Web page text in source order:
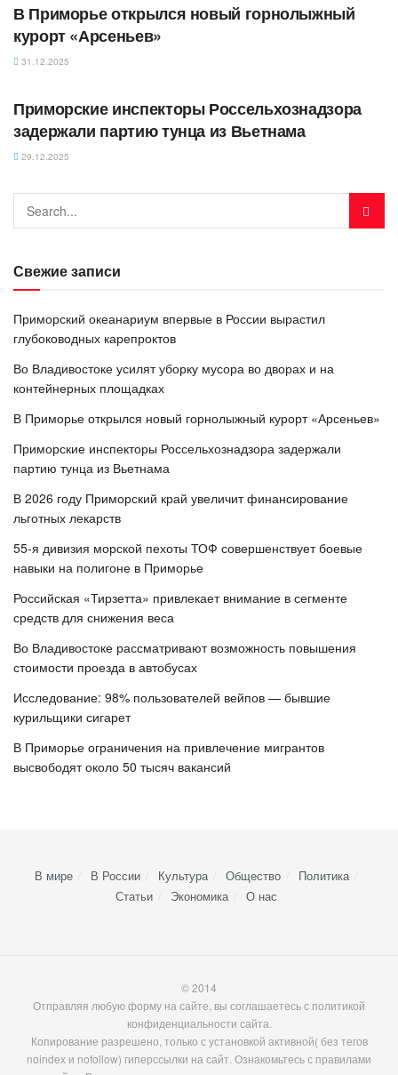
В Приморье открылся новый горнолыжный
курорт «Арсеньев»
31.12.2025
Приморские инспекторы Россельхознадзора
задержали партию тунца из Вьетнама
29.12.2025
Свежие записи
Приморский океанариум впервые в России вырастил
глубоководных карепроктов
Во Владивостоке усилят уборку мусора во дворах и на
контейнерных площадках
В Приморье открылся новый горнолыжный курорт «Арсеньев»
Приморские инспекторы Россельхознадзора задержали
партию тунца из Вьетнама
В 2026 году Приморский край увеличит финансирование
льготных лекарств
55-я дивизия морской пехоты ТОФ совершенствует боевые
навыки на полигоне в Приморье
Российская «Тирзетта» привлекает внимание в сегменте
средств для снижения веса
Во Владивостоке рассматривают возможность повышения
стоимости проезда в автобусах
Исследование: 98% пользователей вейпов — бывшие
курильщики сигарет
В Приморье ограничения на привлечение мигрантов
высвободят около 50 тысяч вакансий
В мире В России Культура Общество
Политика
Статьи
Экономика О нас
© 2014
Отправляя любую форму на сайте, вы соглашаетесь с политикой
конфиденциальности сайта.
Копирование разрешено, только с установкой активной( без тегов
noindex и nofollow) гиперссылки на сайт. Ознакомьтесь с правилами